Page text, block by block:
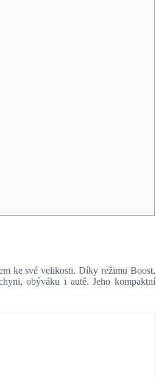
ke své velikosti. Díky režimu Boost,
obýváku i autě. Jeho kompaktní